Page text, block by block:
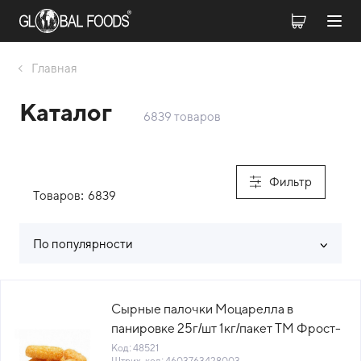
Главная
Каталог 6839 товаров
Фильтр
Товаров: 6839
По популярности
Сырные палочки Моцарелла в
панировке 25г/шт 1кг/пакет ТМ Фрост-
А Россия (КОД 48521) (-18°С)
Код: 48521